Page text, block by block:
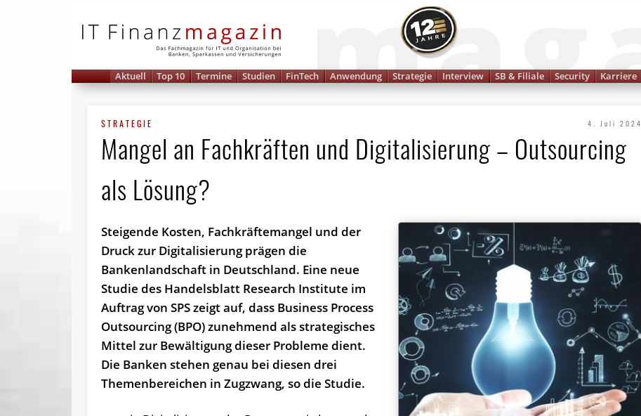
Aktuell Top 10 Termine Studien FinTech Anwendung Strategie Interview SB & Filiale Security Karriere
STRATEGIE 4. Juli 2024
Mangel an Fachkräften und Digitalisierung – Outsourcing
als Lösung?
Steigende Kosten, Fachkräftemangel und der
Druck zur Digitalisierung prägen die
Bankenlandschaft in Deutschland. Eine neue
Studie des Handelsblatt Research Institute im
Auftrag von SPS zeigt auf, dass Business Process
Outsourcing (BPO) zunehmend als strategisches
Mittel zur Bewältigung dieser Probleme dient.
Die Banken stehen genau bei diesen drei
Themenbereichen in Zugzwang, so die Studie.